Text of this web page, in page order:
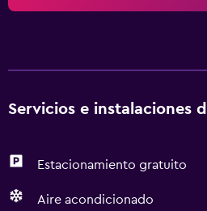
Servicios e instalaciones
Estacionamiento gratuito
Aire acondicionado